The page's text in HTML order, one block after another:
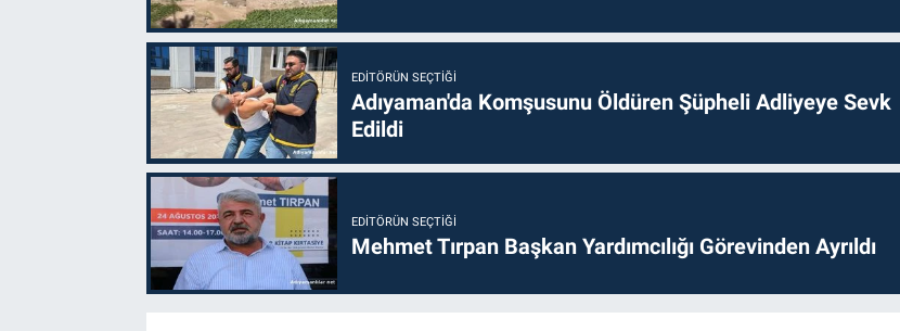
EDITÖRÜN SEÇTIĞI
Adıyaman'da Komşusunu Öldüren Şüpheli Adliyeye Sevk
Edildi
EDITÖRÜN SEÇTIĞI
Mehmet Tırpan Başkan Yardımcılığı Görevinden Ayrıldı